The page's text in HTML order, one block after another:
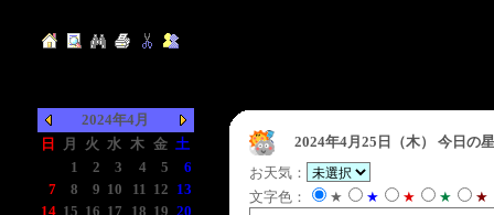
2024年4月
日
月 火 水 木 金 土
1 2 3 4 5
6
7
8 9 10 11 12 13
14 15 16 17 18 19 20
2024年4月25日（木）
今日の
お天気：
文字色：
★ ★ ★ ★ ★